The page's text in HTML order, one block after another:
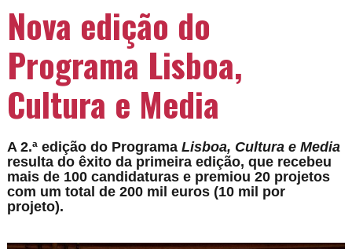
Nova edição do
Programa Lisboa,
Cultura e Media
A 2.ª edição do ProgramaLisboa, Cultura e Media
resulta do êxito da primeira edição, que recebeu
mais de 100 candidaturas e premiou 20 projetos
com um total de 200 mil euros (10 mil por
projeto).